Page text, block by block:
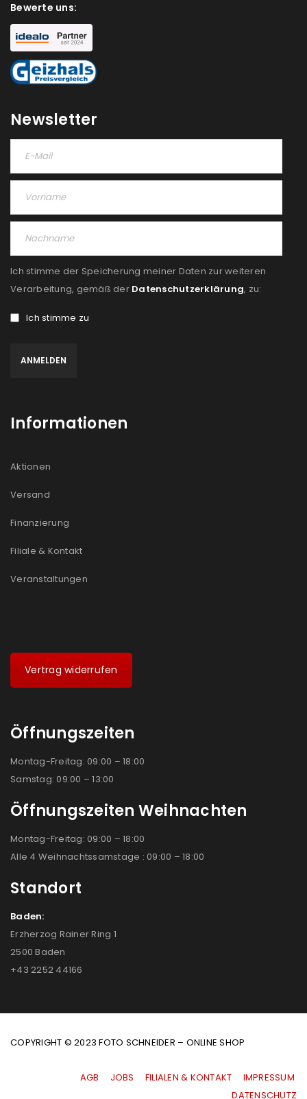
Passwort*
Anmeldeformular geschützt durch
REGISTRIEREN
E-Mail-Adresse*
Please select all the ways you would like to hear from
Ich stimme zu
Ja, ich möchte ein Kundenkonto eröffnen und
REGISTRIEREN
Bewerte uns:
Newsletter
Ich stimme der Speicherung meiner Daten zur weiteren
Verarbeitung, gemäß der Datenschutzerklärung, zu:
Ich stimme zu
Informationen
Aktionen
Versand
Finanzierung
Filiale & Kontakt
Veranstaltungen
Vertrag widerrufen
Öffnungszeiten
Montag-Freitag: 09:00 – 18:00
Samstag: 09:00 – 13:00
Öffnungszeiten Weihnachten
Montag-Freitag: 09:00 – 18:00
Alle 4 Weihnachtssamstage : 09:00 – 18:00
Standort
Baden:
Erzherzog Rainer Ring 1
2500 Baden
+43 2252 44166
COPYRIGHT © 2023 FOTO SCHNEIDER – ONLINE SHOP
AGB JOBS FILIALEN & KONTAKT
IMPRESSUM
|DATENSCHUTZ